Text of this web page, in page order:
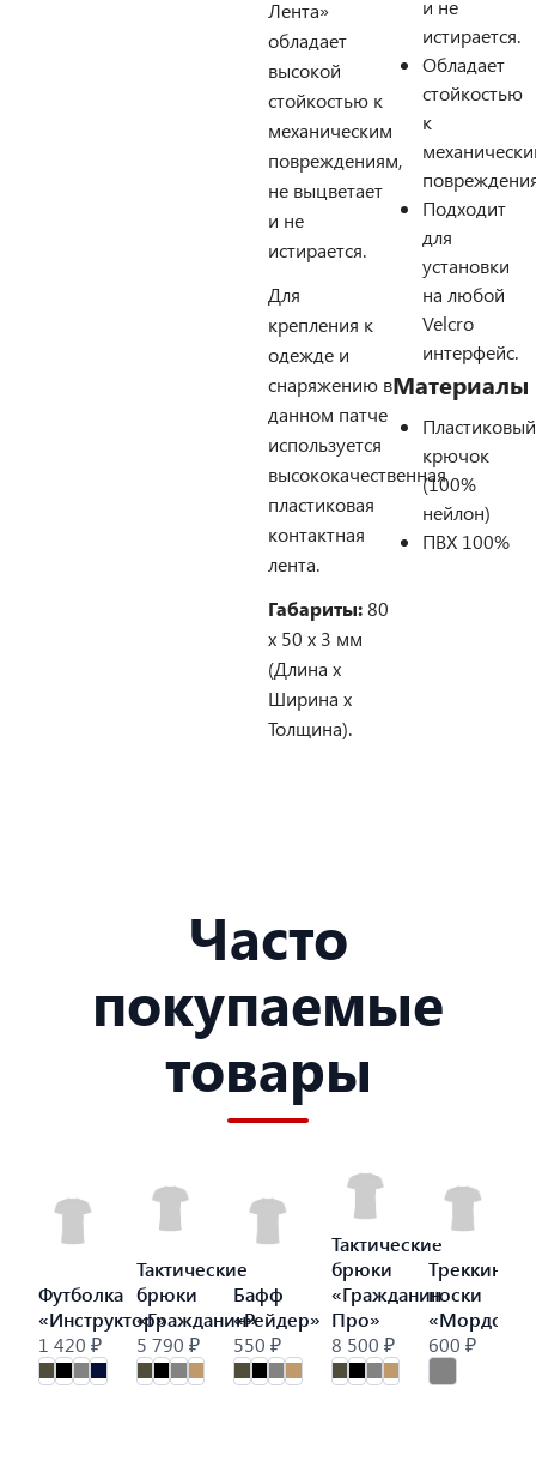
Лента»
обладает
высокой
стойкостью к
механическим
повреждениям,
не выцветает
и не
истирается.
Для
крепления к
одежде и
снаряжению в
данном патче
используется
высококачественная
пластиковая
контактная
лента.
Габариты:80
х 50 х 3 мм
(Длина х
Ширина х
Толщина).
и не
истирается.
Обладает
стойкостью
к
Подходит
для
установки
на любой
Velcro
интерфейс.
Материалы
Пластиковый
крючок
(100%
нейлон)
ПВХ 100%
Часто
покупаемые
товары
Футболка
«Инструктор»
1 420 ₽
Тактические
брюки
«Гражданин»
5 790 ₽
Бафф
«Рейдер»
550 ₽
Тактические
брюки
«Гражданин
Про»
8 500 ₽
носки
«Мордор»
600 ₽